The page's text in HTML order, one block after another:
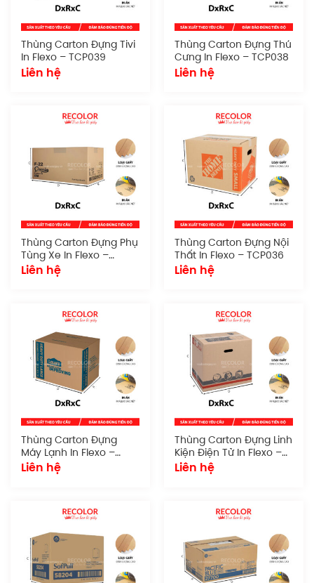
Thùng Carton Đựng Tivi
In Flexo – TCP039
Liên hệ
Thùng Carton Đựng Thú
Cưng In Flexo – TCP038
Liên hệ
Thùng Carton Đựng Phụ
Tùng Xe In Flexo –
TCP037
Liên hệ
Thùng Carton Đựng Nội
Thất In Flexo – TCP036
Liên hệ
Thùng Carton Đựng
Máy Lạnh In Flexo –
TCP035
Liên hệ
Thùng Carton Đựng Linh
Kiện Điện Tử In Flexo –
TCP034
Liên hệ